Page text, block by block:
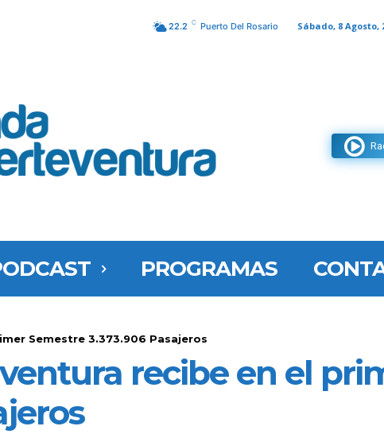
22.2 C Puerto Del Rosario Sábado, 8 Agosto,
PROGRAMAS
Semestre 3.373.906 Pasajeros
recibe en el